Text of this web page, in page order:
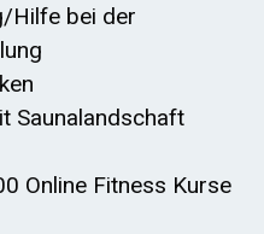
Hilfe bei der
Saunalandschaft
Online Fitness Kurse